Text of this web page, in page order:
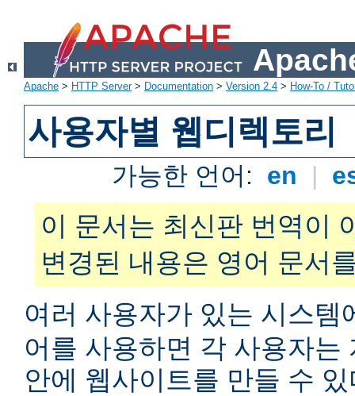
Apache > HTTP Server> Documentation > Version 2.4 > How-To /
사용자별 웹디렉토리
가능한 언어: en |
이 문서는 최신판 번역이
변경된 내용은 영어 문서
여러 사용자가 있는 시스템
어를 사용하면 각 사용자는
안에 웹사이트를 만들 수